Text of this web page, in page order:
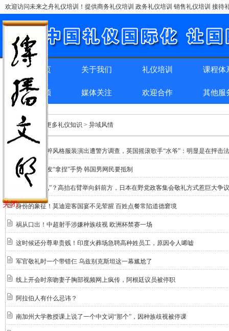
欢迎访问未来之舟礼仪培训！提供商务礼仪培训 政务礼仪培训 销售礼仪培训 接
网站首页 关于我们 礼仪培训 课程体
精彩回顾 媒体关注 欢迎合作 其他服
位置：首页 > 更多礼仪知识 > 异域风情
在柏林穿纳粹风格服装演出遭警方调查，英国摇滚歌手“水爷”：明显是在抨击
麦当劳推特发“拿捏”手势 韩国男网民要抵制
太像“纳粹礼”？高抬右臂举向斜前方，日本在野党政客集会敬礼方式惹巨大争
身份的象征！莫迪迎客国宴不见荤腥 百姓点餐常陷道德窘境
祸从口出！中超射手涉嫌种族歧视 欧洲杯禁赛一场
这时候还分尊卑贵贱！印度火葬场急聘高种姓员工，原因令人唏嘘
军官敬礼时一个带错仨 乌兹别克斯坦这一幕尴尬了
线上开会时亲吻妻子胸部视频网上疯传，阿根廷议员被停职
阿拉伯人有什么忌讳？
南加州大学教授课上说了一个中文词“那个”，因种族歧视被停课
关闭